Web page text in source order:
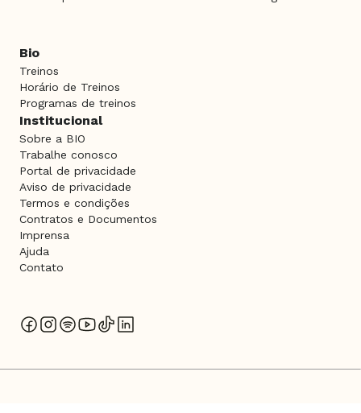
Bio
Treinos
Horário de Treinos
Programas de treinos
Institucional
Sobre a BIO
Trabalhe conosco
Portal de privacidade
Aviso de privacidade
Termos e condições
Contratos e Documentos
Imprensa
Ajuda
Contato